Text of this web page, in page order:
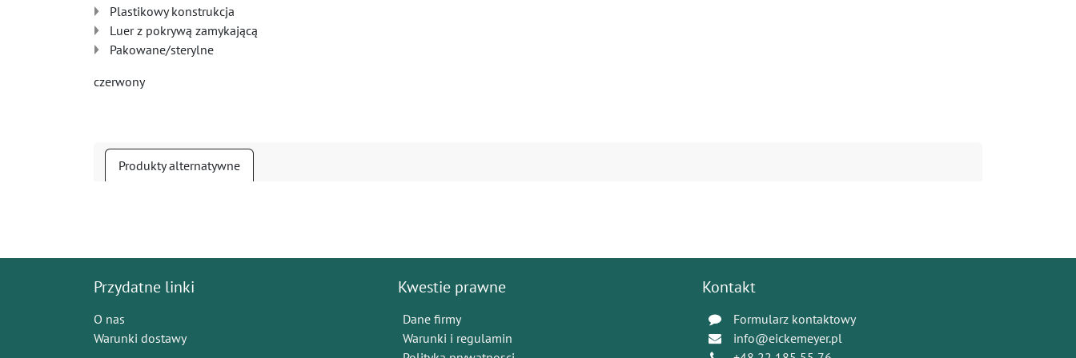
Plastikowy konstrukcja
Luer z pokrywą zamykającą
Pakowane/sterylne
czerwony
Produkty alternatywne
Przydatne linki
O nas
Warunki dostawy
Kwestie prawne
Dane firmy
Warunki i regulamin
Kontakt
Formularz kontaktowy
info@eickemeyer.pl